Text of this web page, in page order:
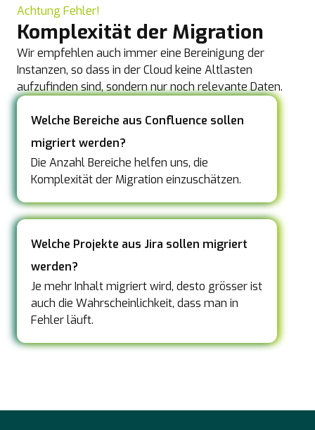
Achtung Fehler!
Komplexität der Migration
Wir empfehlen auch immer eine Bereinigung der
Instanzen, so dass in der Cloud keine Altlasten
aufzufinden sind, sondern nur noch relevante Daten.
Welche Bereiche aus Confluence sollen
migriert werden?
Die Anzahl Bereiche helfen uns, die
Komplexität der Migration einzuschätzen.
Welche Projekte aus Jira sollen migriert
werden?
Je mehr Inhalt migriert wird, desto grösser ist
auch die Wahrscheinlichkeit, dass man in
Fehler läuft.